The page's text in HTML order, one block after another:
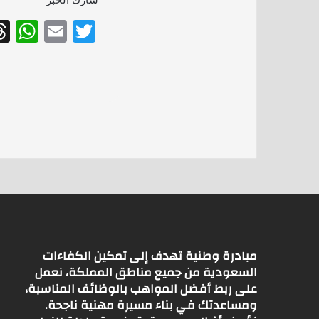
T
E
W
مبادرة وطنية تهدف إلى تمكين الكفاءات
السعودية من جميع مناطق المملكة، نعمل
على ربط أفضل المواهب بالوظائف المناسبة،
ومساعدتك في بناء مسيرة مهنية ناجحة.